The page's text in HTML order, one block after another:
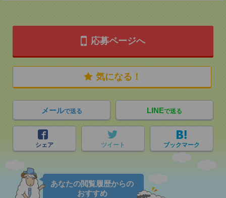
応募ページへ
気になる！
メールで送る LINEで送る
シェア ツイート ブックマーク
あなたの閲覧履歴からの
おすすめ